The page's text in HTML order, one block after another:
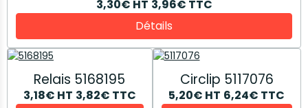
3,30€ HT 3,96€ TTC
Détails
Relais 5168195
3,18€ HT 3,82€ TTC
Circlip 5117076
5,20€ HT 6,24€ TTC